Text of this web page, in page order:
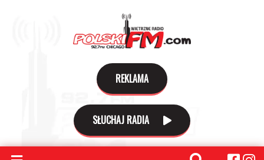
REKLAMA
SŁUCHAJ RADIA